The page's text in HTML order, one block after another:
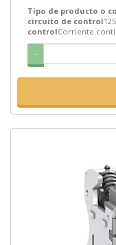
Tipo de producto o
circuito de control
controlCorriente
-